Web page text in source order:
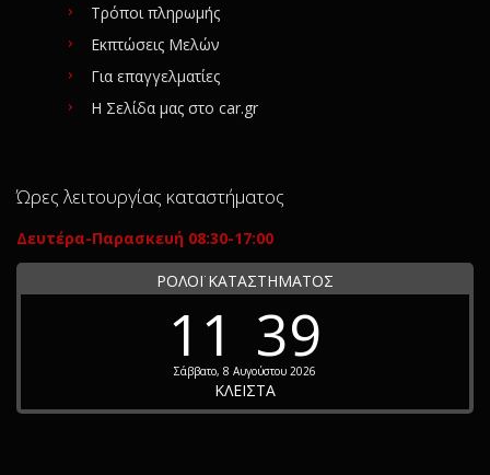
Τρόποι πληρωμής
Εκπτώσεις Μελών
Για επαγγελματίες
Η Σελίδα μας στο car.gr
Ώρες λειτουργίας καταστήματος
Δευτέρα-Παρασκευή 08:30-17:00
ΡΟΛΟΪ ΚΑΤΑΣΤΗΜΑΤΟΣ
11 39
Σάββατο, 8 Αυγούστου 2026
ΚΛΕΙΣΤΑ